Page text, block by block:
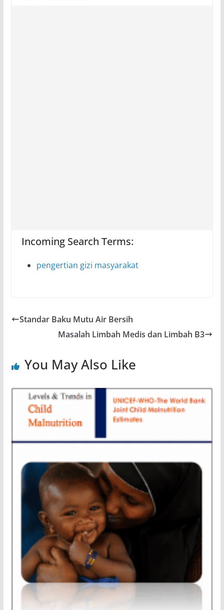
Incoming Search Terms:
pengertian gizi masyarakat
Standar Baku Mutu Air Bersih
Masalah Limbah Medis dan Limbah B3
You May Also Like